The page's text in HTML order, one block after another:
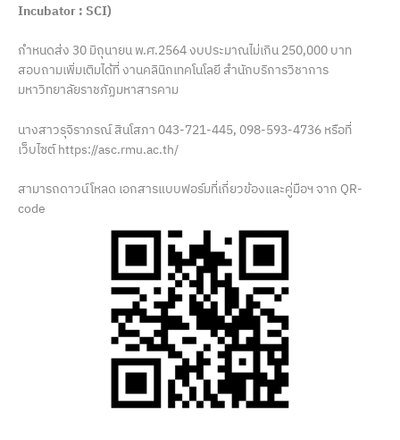
Incubator : SCI)
กำหนดส่ง 30 มิถุนายน พ.ศ.2564 งบประมาณไม่เกิน 250,000 บาท
สอบถามเพิ่มเติมได้ที่ งานคลินิกเทคโนโลยี สำนักบริการวิชาการ
มหาวิทยาลัยราชภัฏมหาสารคาม
นางสาวรุจิราภรณ์ สินโสภา 043-721-445, 098-593-4736 หรือที่
เว็บไซต์ https://asc.rmu.ac.th/
สามารถดาวน์โหลด เอกสารแบบฟอร์มที่เกี่ยวข้องและคู่มือฯ จาก QR-
code